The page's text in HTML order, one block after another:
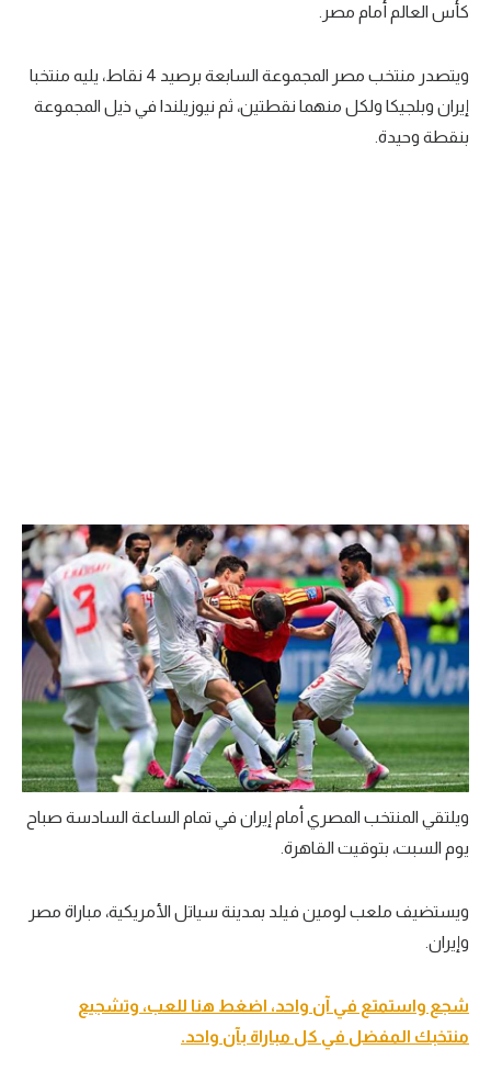
كأس العالم أمام مصر.
ويتصدر منتخب مصر المجموعة السابعة برصيد 4 نقاط، يليه منتخبا
إيران وبلجيكا ولكل منهما نقطتين، ثم نيوزيلندا في ذيل المجموعة
بنقطة وحيدة.
ويلتقي المنتخب المصري أمام إيران في تمام الساعة السادسة صباح
يوم السبت، بتوقيت القاهرة.
ويستضيف ملعب لومين فيلد بمدينة سياتل الأمريكية، مباراة مصر
وإيران.
شجع واستمتع في آن واحد، اضغط هنا للعب، وتشجيع
منتخبك المفضل في كل مباراة بآن واحد.